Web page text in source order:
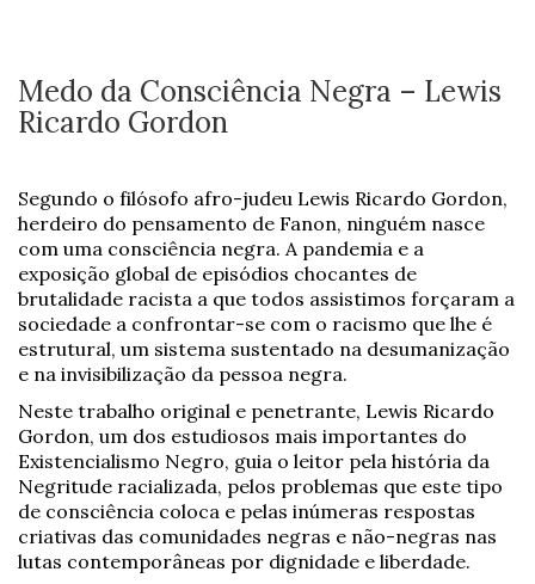
Medo da Consciência Negra – Lewis
Ricardo Gordon
Segundo o filósofo afro-judeu Lewis Ricardo Gordon,
herdeiro do pensamento de Fanon, ninguém nasce
com uma consciência negra. A pandemia e a
exposição global de episódios chocantes de
brutalidade racista a que todos assistimos forçaram a
sociedade a confrontar-se com o racismo que lhe é
estrutural, um sistema sustentado na desumanização
e na invisibilização da pessoa negra.
Neste trabalho original e penetrante, Lewis Ricardo
Gordon, um dos estudiosos mais importantes do
Existencialismo Negro, guia o leitor pela história da
Negritude racializada, pelos problemas que este tipo
de consciência coloca e pelas inúmeras respostas
criativas das comunidades negras e não-negras nas
lutas contemporâneas por dignidade e liberdade.